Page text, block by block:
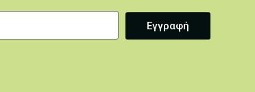
Εγγραφή